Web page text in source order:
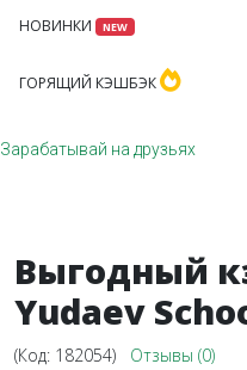
НОВИНКИ NEW
ГОРЯЩИЙ КЭШБЭК
Зарабатывай на друзьях
Выгодный
Yudaev
(Код: 182054) Отзывы (0)